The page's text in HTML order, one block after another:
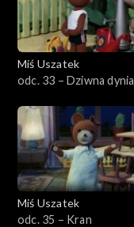
Miś Uszatek
odc. 33 – Dziwna dynia
Miś Uszatek
odc. 35 – Kran